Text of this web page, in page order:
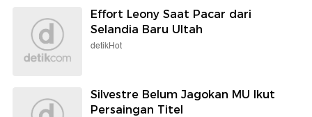
Effort Leony Saat Pacar dari
Selandia Baru Ultah
detikHot
Silvestre Belum Jagokan MU Ikut
Persaingan Titel